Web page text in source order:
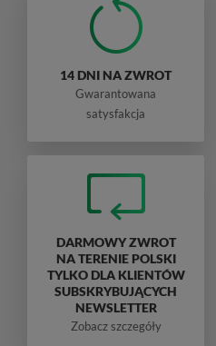
14 DNI NA ZWROT
Gwarantowana
satysfakcja
DARMOWY ZWROT
NA TERENIE POLSKI
TYLKO DLA KLIENTÓW
SUBSKRYBUJĄCYCH
NEWSLETTER
Zobacz szczegóły